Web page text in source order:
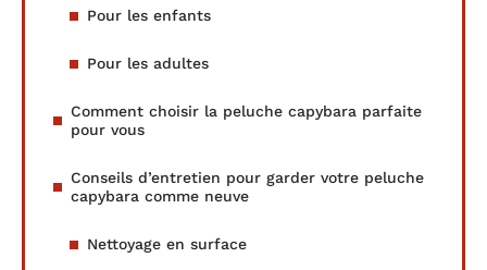
Pour les enfants
Pour les adultes
Comment choisir la peluche capybara parfaite
pour vous
Conseils d’entretien pour garder votre peluche
capybara comme neuve
Nettoyage en surface